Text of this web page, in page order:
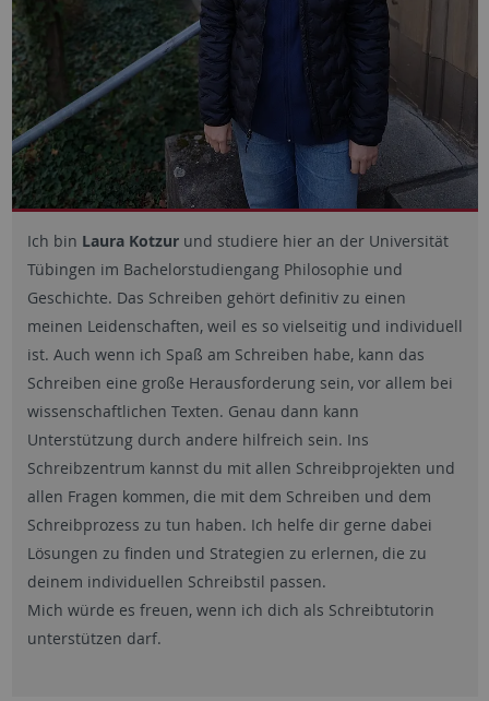
Ich bin Laura Kotzurund studiere hier an der Universität
Tübingen im Bachelorstudiengang Philosophie und
Geschichte. Das Schreiben gehört definitiv zu einen
meinen Leidenschaften, weil es so vielseitig und individuell
ist. Auch wenn ich Spaß am Schreiben habe, kann das
Schreiben eine große Herausforderung sein, vor allem bei
wissenschaftlichen Texten. Genau dann kann
Unterstützung durch andere hilfreich sein. Ins
Schreibzentrum kannst du mit allen Schreibprojekten und
allen Fragen kommen, die mit dem Schreiben und dem
Schreibprozess zu tun haben. Ich helfe dir gerne dabei
Lösungen zu finden und Strategien zu erlernen, die zu
deinem individuellen Schreibstil passen.
Mich würde es freuen, wenn ich dich als Schreibtutorin
unterstützen darf.